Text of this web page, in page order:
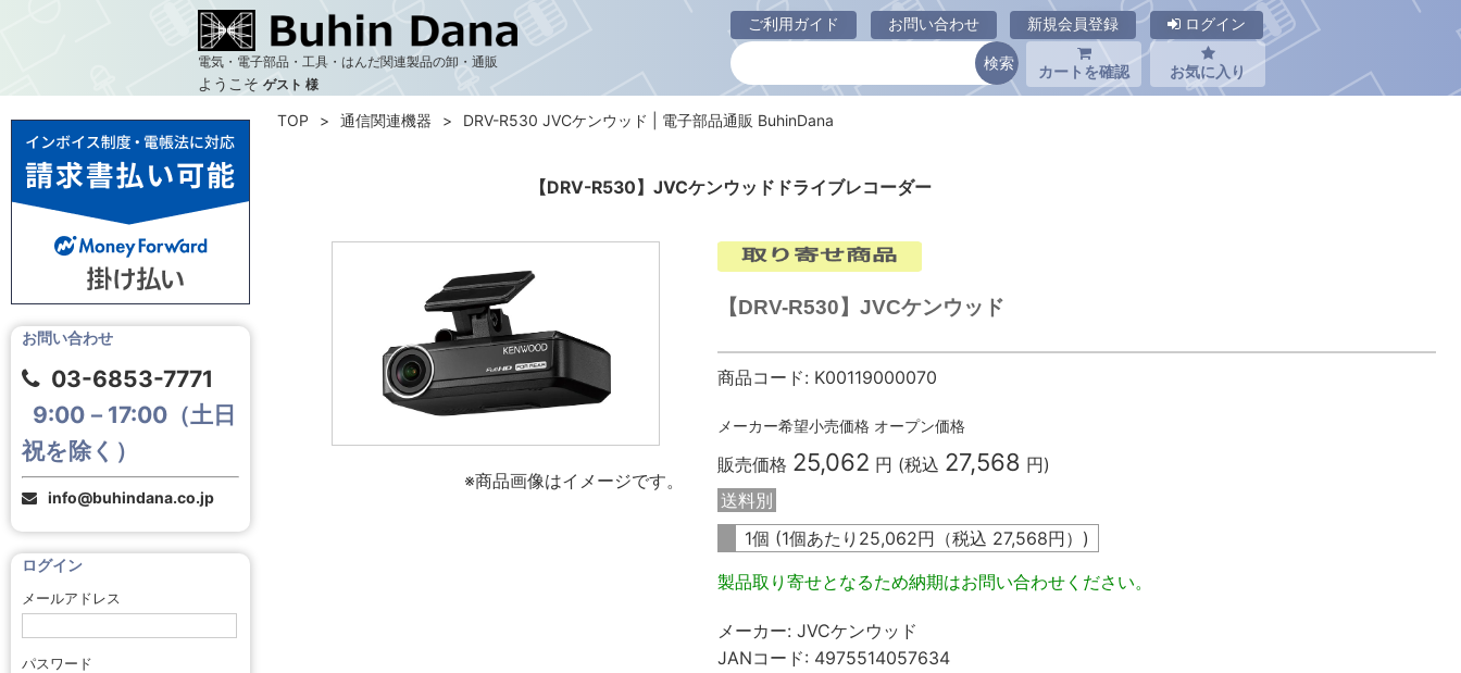
電気・電子部品・工具・はんだ関連製品の卸・通販
ようこそ ゲスト 様
ご利用ガイド お問い合わせ 新規会員登録 ログイン
カートを確認 お気に入り
【DRV-R530】JVCケンウッドドライブレコーダー
お問い合わせ
03-6853-7771
9:00－17:00（土日
祝を除く）
info@buhindana.co.jp
ログイン
メールアドレス
パスワード
TOP 通信関連機器 DRV-R530 JVCケンウッド | 電子部品通販 BuhinDana
※商品画像はイメージです。
【DRV-R530】JVCケンウッド
商品コード: K00119000070
メーカー希望小売価格 オープン価格
販売価格 25,062 円 (税込 27,568 円)
送料別
1個 (1個あたり 25,062円（税込 27,568円）)
製品取り寄せとなるため納期はお問い合わせください。
メーカー: JVCケンウッド
JANコード: 4975514057634